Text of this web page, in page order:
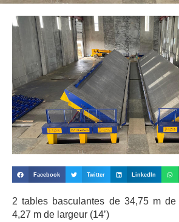
Facebook Twitter LinkedIn
2 tables basculantes de 34,75 m de
4,27 m de largeur (14’)